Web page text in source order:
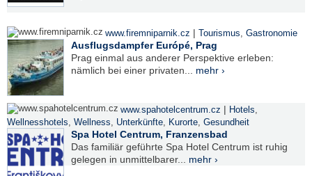
www.firemniparnik.cz | Tourismus Gastronomie
Ausflugsdampfer Európé, Prag
Prag einmal aus anderer Perspektive erleben:
nämlich bei einer privaten... mehr ›
www.spahotelcentrum.cz | Hotels
Wellnesshotels
Wellness Unterkünfte Kurorte Gesundheit
Spa Hotel Centrum, Franzensbad
Das familiär geführte Spa Hotel Centrum ist ruhig
gelegen in unmittelbarer... mehr ›